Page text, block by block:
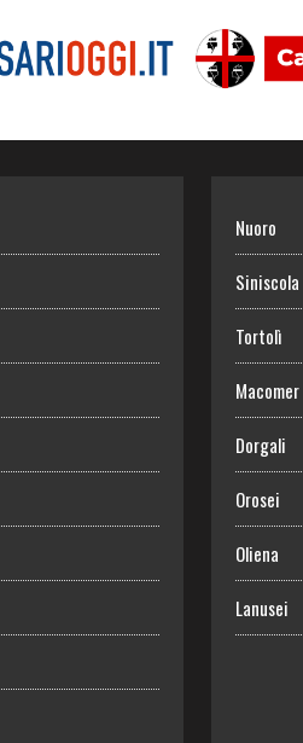
Nuoro
Siniscola
Tortolì
Macomer
Dorgali
Orosei
Oliena
Lanusei